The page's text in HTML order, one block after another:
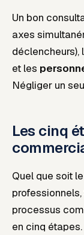
Un bon
axes
déclencheurs),
et les
Négliger un
Les cinq
Quel que soit
processus
en cinq